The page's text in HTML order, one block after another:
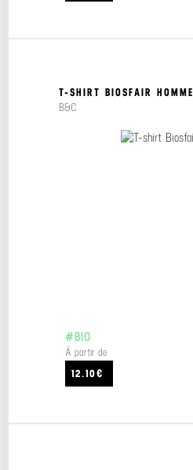
T-SHIRT BIOSFAIR HOMME
B&C
#BIO
À partir de
12.10€